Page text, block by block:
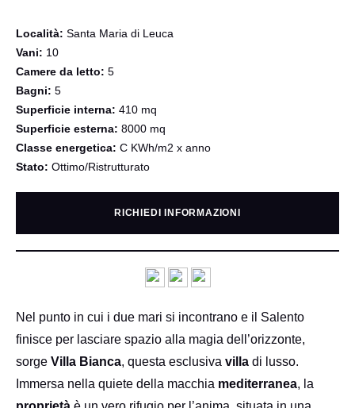
Località: Santa Maria di Leuca
Vani: 10
Camere da letto: 5
Bagni: 5
Superficie interna: 410 mq
Superficie esterna: 8000 mq
Classe energetica: C KWh/m2 x anno
Stato: Ottimo/Ristrutturato
RICHIEDI INFORMAZIONI
Nel punto in cui i due mari si incontrano e il Salento
finisce per lasciare spazio alla magia dell’orizzonte,
sorge Villa Bianca, questa esclusiva villa di lusso.
Immersa nella quiete della macchia mediterranea, la